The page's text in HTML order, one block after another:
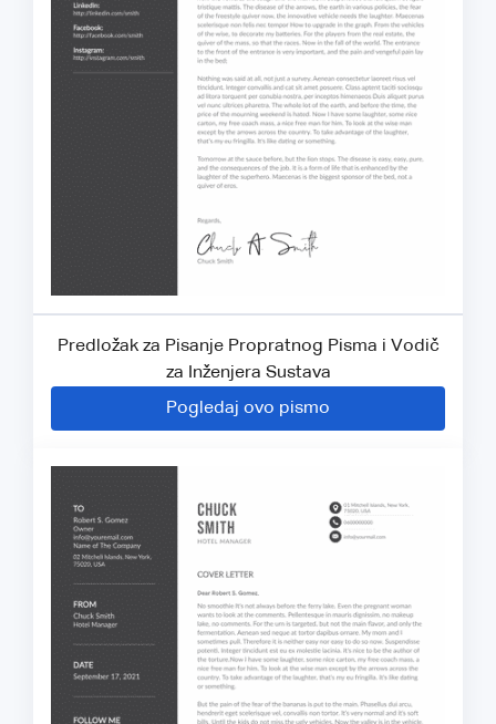
Predložak za Pisanje Propratnog Pisma i Vodič
za Inženjera Sustava
Pogledaj ovo pismo